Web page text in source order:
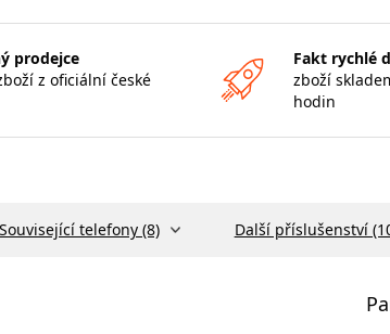
prodejce
z oficiální české
Fakt rychlé
zboží
hodin
Související telefony (8) Další příslušenství